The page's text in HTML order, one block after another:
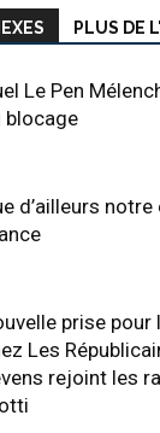
PLUS DE
Le Pen
blocage
d’ailleurs
prise pour
Les
rejoint les